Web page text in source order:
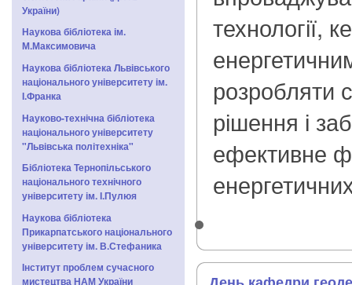
України)
Наукова бібліотека ім.
М.Максимовича
Наукова бібліотека Львівського
національного університету ім.
І.Франка
Науково-технічна бібліотека
національного університету
"Львівська політехніка"
Бібліотека Тернопільського
національного технічного
університету ім. І.Пулюя
Наукова бібліотека
Прикарпатського національного
університету ім. В.Стефаника
Інститут проблем сучасного
мистецтва НАМ України
технології,
розробляти
рішення і
ефективне